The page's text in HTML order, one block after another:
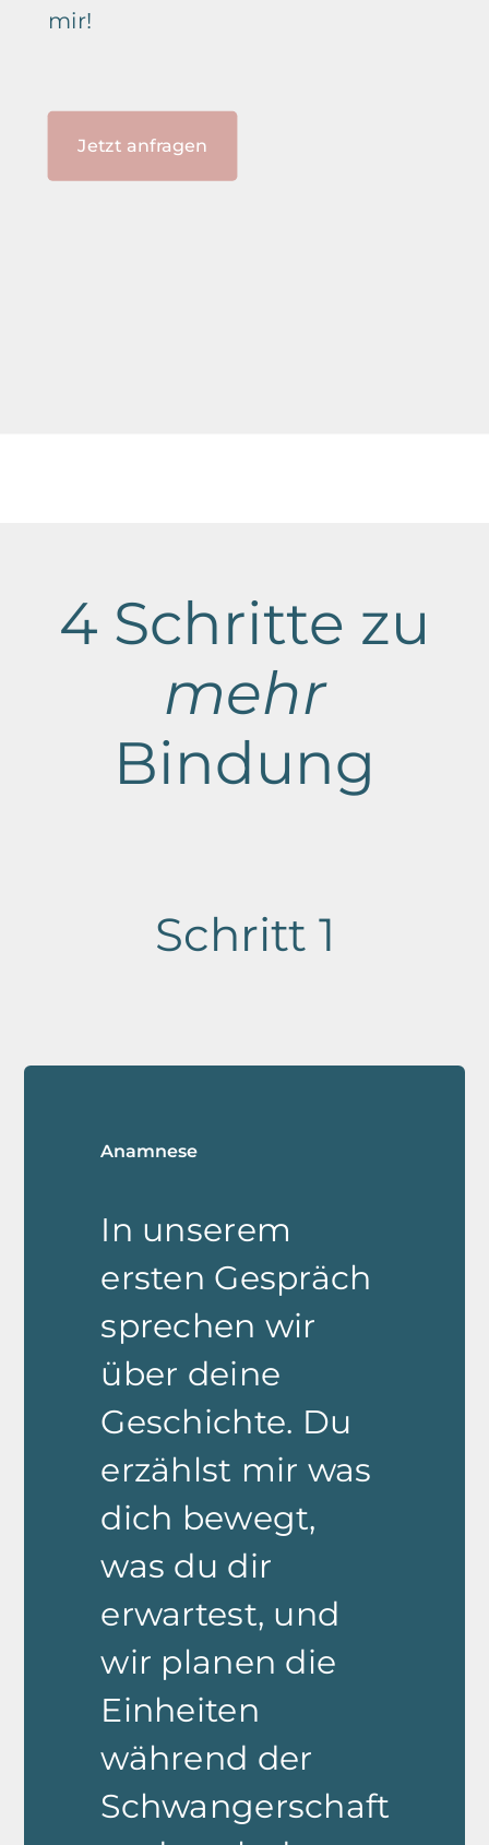
mir!
Jetzt anfragen
4 Schritte zu
mehr
Bindung
Schritt 1
Anamnese
In unserem
ersten Gespräch
sprechen wir
über deine
Geschichte. Du
erzählst mir was
dich bewegt,
was du dir
erwartest, und
wir planen die
Einheiten
während der
Schwangerschaft